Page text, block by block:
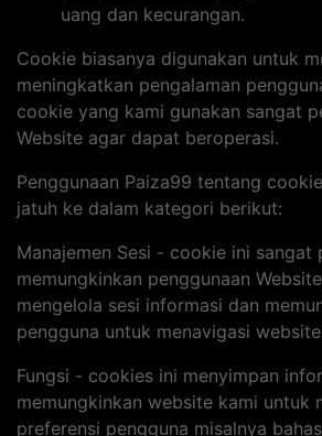
uang dan kecurangan.
Cookie biasanya digunakan untuk
meningkatkan pengalaman
cookie yang kami gunakan sangat
Website agar dapat beroperasi.
Penggunaan Paiza99 tentang
jatuh ke dalam kategori berikut:
Manajemen Sesi - cookie ini sangat
memungkinkan penggunaan
mengelola sesi informasi dan
pengguna untuk menavigasi
Fungsi - cookies ini menyimpan
memungkinkan website kami untuk
preferensi pengguna misalnya